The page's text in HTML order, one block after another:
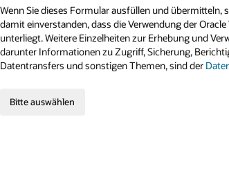
Wenn Sie dieses Formular ausfüllen und übermitteln,
damit einverstanden, dass die Verwendung der Oracle
unterliegt. Weitere Einzelheiten zur Erhebung und
darunter Informationen zu Zugriff, Sicherung,
Datentransfers und sonstigen Themen, sind der
Bitte auswählen